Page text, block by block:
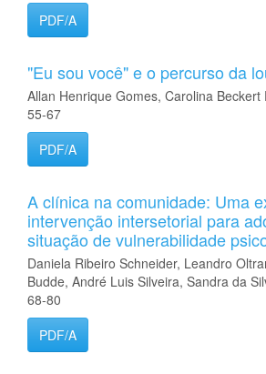
PDF/A
"Eu sou você" e o percurso da
Allan Henrique Gomes, Carolina Beckert
55-67
PDF/A
A clínica na comunidade: Uma
intervenção intersetorial para
situação de vulnerabilidade
Daniela Ribeiro Schneider, Leandro
Budde, André Luis Silveira, Sandra da
68-80
PDF/A